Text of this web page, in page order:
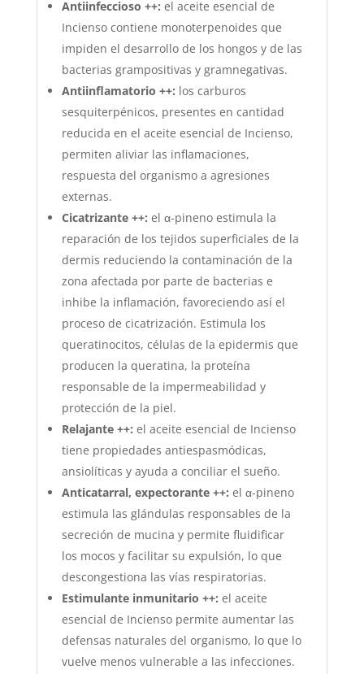
Antiinfeccioso ++: el aceite esencial de
Incienso contiene monoterpenoides que
impiden el desarrollo de los hongos y de las
bacterias grampositivas y gramnegativas.
Antiinflamatorio ++: los carburos
sesquiterpénicos, presentes en cantidad
reducida en el aceite esencial de Incienso,
permiten aliviar las inflamaciones,
respuesta del organismo a agresiones
externas.
Cicatrizante ++: el α-pineno estimula la
reparación de los tejidos superficiales de la
dermis reduciendo la contaminación de la
zona afectada por parte de bacterias e
inhibe la inflamación, favoreciendo así el
proceso de cicatrización. Estimula los
queratinocitos, células de la epidermis que
producen la queratina, la proteína
responsable de la impermeabilidad y
protección de la piel.
Relajante ++: el aceite esencial de Incienso
tiene propiedades antiespasmódicas,
ansiolíticas y ayuda a conciliar el sueño.
Anticatarral, expectorante ++: el α-pineno
estimula las glándulas responsables de la
secreción de mucina y permite fluidificar
los mocos y facilitar su expulsión, lo que
descongestiona las vías respiratorias.
Estimulante inmunitario ++: el aceite
esencial de Incienso permite aumentar las
defensas naturales del organismo, lo que lo
vuelve menos vulnerable a las infecciones.